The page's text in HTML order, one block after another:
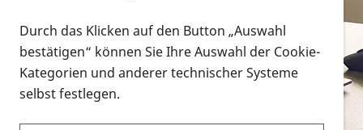
Vorlesen
Alle Infomaterialien in verschiedenen
Formaten an einem Ort
Sie möchten wissen, wie Sie nach Infonmaterial
Durch das Klicken auf den Button „Auswahl
bestätigen“ können Sie Ihre Auswahl der Cookie-
Kategorien und anderer technischer Systeme
selbst festlegen.